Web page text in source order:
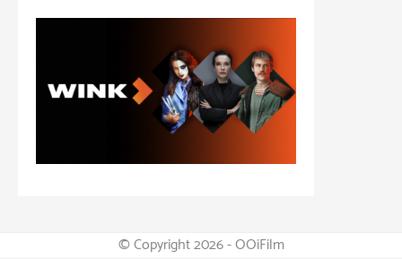
© Copyright 2026 - OOiFilm